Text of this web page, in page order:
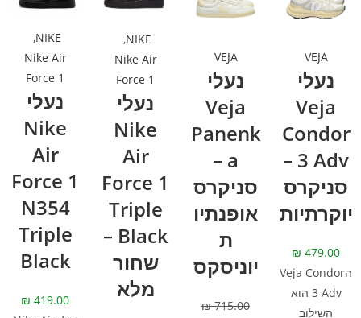
VEJA
נעלי
Veja
Condor
3 Adv –
סניקרס
יוקרתיות
₪ 479.00
הVeja Condor
3 Adv הוא
השילוב
VEJA
נעלי
Veja
Panenk
a –
סניקרס
אופנתיו
ת
יוניסקס
₪715.00
NIKE
,
Nike Air
Force 1
נעלי
Nike
Air
Force 1
Triple
Black –
שחור
מלא
NIKE
,
Nike Air
Force 1
נעלי
Nike
Air
Force 1
N354
Triple
Black
₪ 419.00